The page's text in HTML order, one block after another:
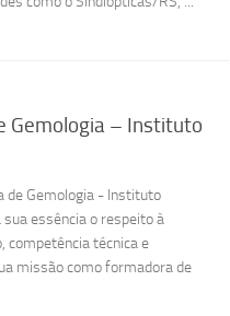
Gemologia – Instituto
de Gemologia - Instituto
essência o respeito à
competência técnica e
missão como formadora de